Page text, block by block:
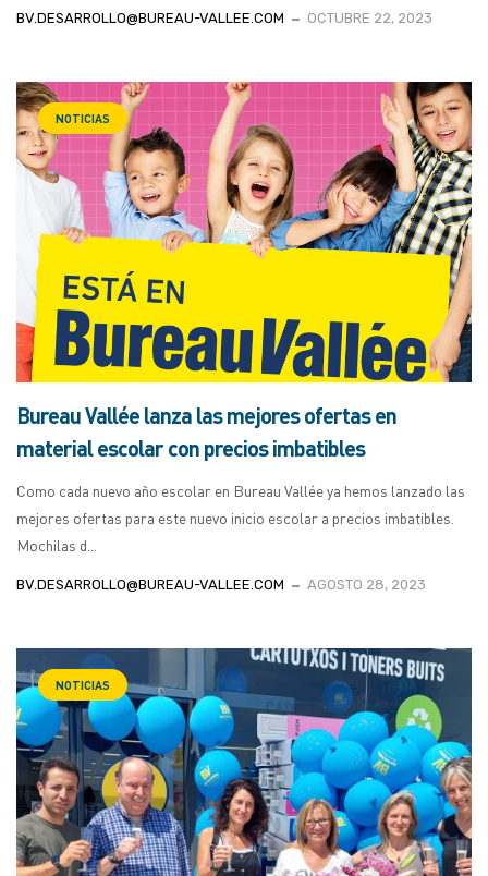
BV.DESARROLLO@BUREAU-VALLEE.COM OCTUBRE 22, 2023
NOTICIAS
Bureau Vallée lanza las mejores ofertas en
material escolar con precios imbatibles
Como cada nuevo año escolar en Bureau Vallée ya hemos lanzado las
mejores ofertas para este nuevo inicio escolar a precios imbatibles.
Mochilas d...
BV.DESARROLLO@BUREAU-VALLEE.COM AGOSTO 28, 2023
NOTICIAS